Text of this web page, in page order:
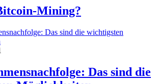
Mining?
Das sind die